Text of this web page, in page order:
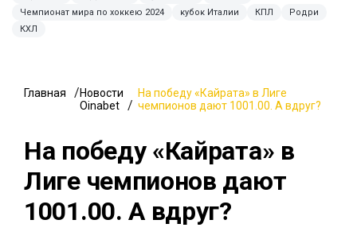
Чемпионат мира по хоккею 2024
кубок Италии КПЛ
Родри
КХЛ
Главная
Новости
Oinabet
На победу «Кайрата» в Лиге
чемпионов дают 1001.00. А вдруг?
На победу «Кайрата» в
Лиге чемпионов дают
1001.00. А вдруг?